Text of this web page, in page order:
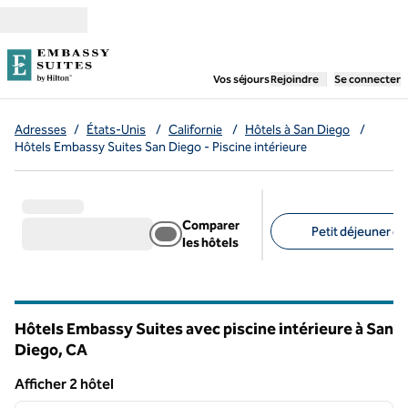
Vos séjours,ouvre un nouvel
Rejoindre Se connecter
Adresses / États-Unis / Californie / Hôtels à San Diego
/
Hôtels Embassy Suites San Diego - Piscine intérieure
Comparer
les hôtels
Petit déjeuner
Hôtels Embassy Suites avec piscine intérieure à San
Diego,CA
Afficher 2 hôtel
Afficher 2 hôtel